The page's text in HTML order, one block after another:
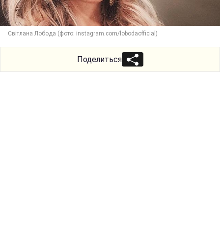
Світлана Лобода (фото: instagram.com/lobodaofficial)
Поделиться